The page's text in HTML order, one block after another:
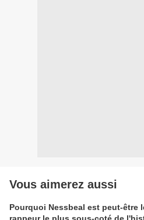
Vous aimerez aussi
Pourquoi Nessbeal est peut-être